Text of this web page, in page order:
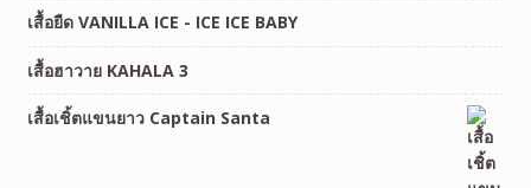
เสื้อยืด VANILLA ICE - ICE ICE BABY
เสื้อฮาวาย KAHALA 3
เสื้อเชิ้ตแขนยาว Captain Santa